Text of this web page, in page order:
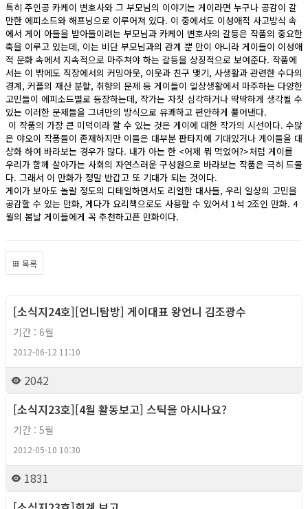
특히 주인공 카케이 변호사와 그 부모님의 이야기는 게이라면 누구나 공감이 갈
만한 에피소드와 해프닝으로 이루어져 있다. 이 중에서도 이성애적 사고방식 속
에서 게이 아들을 받아들이려는 부모님과 카케이 변호사의 갈등은 작품의 중요한
축을 이루고 있는데, 이는 비단 부모님과의 관계 뿐 만이 아니라 게이들이 이성애
적 문화 속에서 지속적으로 마주쳐야 하는 갈등을 상징적으로 보여준다. 작품에
서는 이 밖에도 직장에서의 커밍아웃, 이웃과 친구 맺기, 사생활과 관련한 수다의
경계, 커플의 재산 분할, 취향의 문제 등 게이들이 일상생활에서 마주하는 다양한
고민들이 에피소드별로 등장하는데, 작가는 자칫 심각하거나 딱딱하게 생각될 수
있는 이러한 문제들을 그녀만의 방식으로 유쾌하고 편안하게 풀어낸다.
이 작품의 가장 큰 미덕이라 할 수 있는 것은 게이에 대한 작가의 시선이다. 수많
은 야오이 작품들이 존재하지만 이들은 대부분 판타지에 기대있거나 게이들을 대
상화 하여 바라보는 경우가 많다. 내가 아는 한 <어제 뭐 먹었어?>처럼 게이를
우리가 함께 살아가는 사회의 자연스러운 구성원으로 바라보는 작품은 극히 드물
다. 그래서 이 만화가 정말 반갑고 또 기대가 되는 것이다.
게이가 보아도 놀랄 정도의 디테일하면서도 리얼한 대사들, 우리 일상의 고민을
공감할 수 있는 만화, 게다가 요리책으로도 사용할 수 있어서 1석 2조인 만화. 4
월의 봄날 게이들에게 꼭 추천하고픈 만화이다.
목록
[소식지24호][언니탐방] 게이대표 왕언니 김조광수
기간 : 6월
2012-06-12 11:10
2042
[소식지23호][4월 활동보고] 스틱을 아시나요?
기간 : 5월
2012-05-10 10:30
1831